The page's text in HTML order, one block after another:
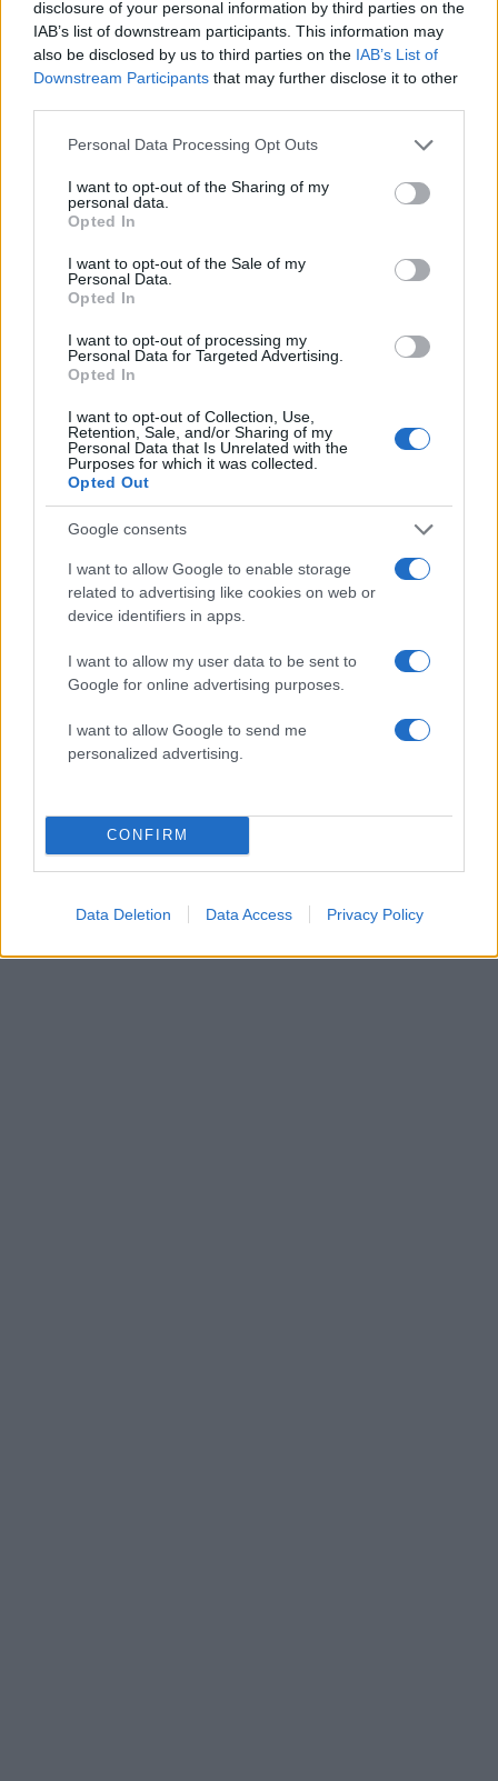
disclosure of your personal information by third parties on the
IAB’s list of downstream participants. This information may
also be disclosed by us to third parties on the IAB’s List of
Downstream Participants that may further disclose it to other
Please note that this website/app uses one or more Google
not limited to your visit or usage behaviour. You may click to
grant or deny consent to Google and its third-party tags to
use your data for below specified purposes in below Google
consent section.
Personal Data Processing Opt Outs
I want to opt-out of the Sharing of my
personal data.
Opted In
I want to opt-out of the Sale of my
Personal Data.
Opted In
I want to opt-out of processing my
Personal Data for Targeted Advertising.
Opted In
I want to opt-out of Collection, Use,
Retention, Sale, and/or Sharing of my
Personal Data that Is Unrelated with the
Purposes for which it was collected.
Opted Out
Google consents
I want to allow Google to enable storage
related to advertising like cookies on web or
device identifiers in apps.
I want to allow my user data to be sent to
Google for online advertising purposes.
I want to allow Google to send me
personalized advertising.
CONFIRM
Data Deletion Data Access Privacy Policy